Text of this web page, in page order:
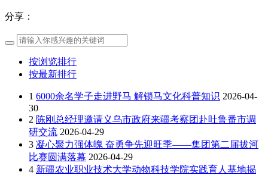
分享：
按浏览排行
按最新排行
1 6000余名学子走进野马 解锁马文化科普知识 2026-04-
30
2 陈刚总经理邀请义乌市政府来疆考察团赴吐鲁番市调
研交流 2026-04-29
3 凝心聚力强体魄 奋勇争先迎旺季——集团第二届拔河
比赛圆满落幕 2026-04-29
4 新疆农业职业技术大学动物科技学院实践育人基地揭